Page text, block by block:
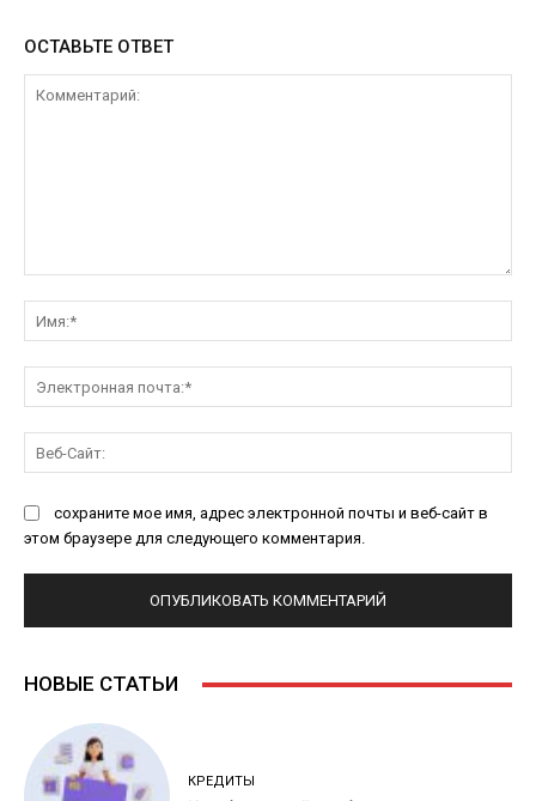
ОСТАВЬТЕ ОТВЕТ
сохраните мое имя, адрес электронной почты и веб-сайт в
этом браузере для следующего комментария.
НОВЫЕ СТАТЬИ
КРЕДИТЫ